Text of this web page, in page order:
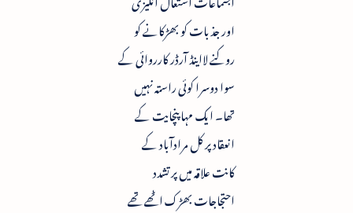
اور جذبات کو بھڑکانے کو
روکنے لااینڈ آرڈر کارروائی کے
سوا دوسرا کوئی راستہ نہیں
تھا۔ ایک مہا پنچایت کے
انعقاد پر کل مرادآباد کے
کانت علاقہ میں پر تشدد
احتجاجات بھڑک اٹھے تھے